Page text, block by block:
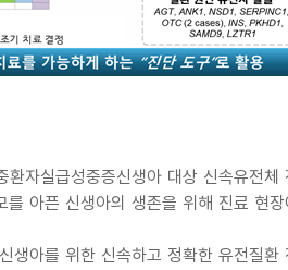
자실급성중증신생아 대상 신속유전
아픈 신생아의 생존을 위해 진료 현
생아를 위한 신속하고 정확한 유전질